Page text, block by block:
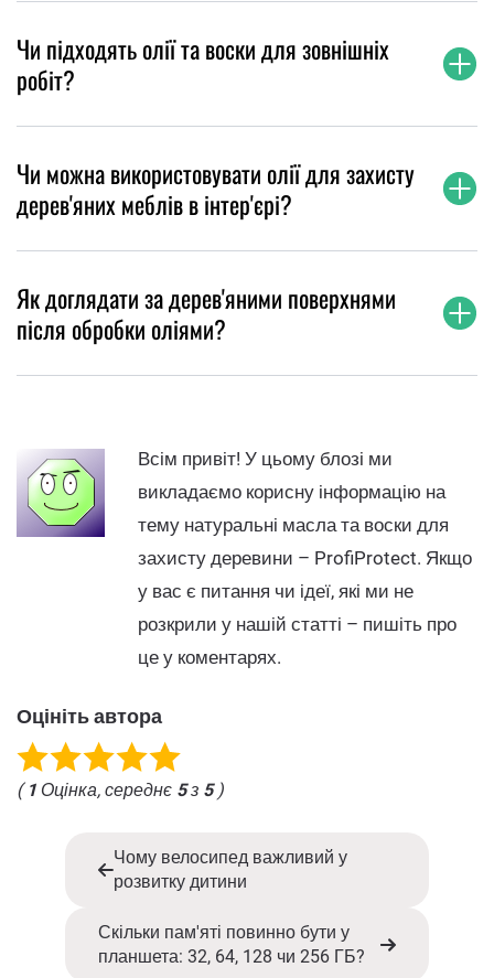
Чи підходять олії та воски для зовнішніх
робіт?
Чи можна використовувати олії для захисту
дерев'яних меблів в інтер'єрі?
Як доглядати за дерев'яними поверхнями
після обробки оліями?
Всім привіт! У цьому блозі ми
викладаємо корисну інформацію на
тему натуральні масла та воски для
захисту деревини – ProfiProtect. Якщо
у вас є питання чи ідеї, які ми не
розкрили у нашій статті – пишіть про
це у коментарях.
Оцініть автора
( 1 Оцінка, середнє 5з 5)
Чому велосипед важливий у
розвитку дитини
Скільки пам'яті повинно бути у
планшета: 32, 64, 128 чи 256 ГБ?